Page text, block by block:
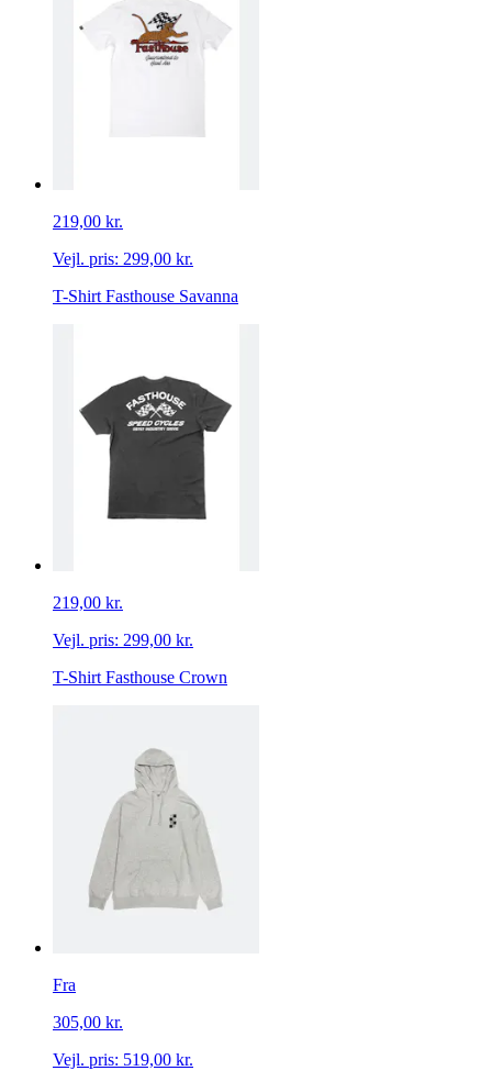
219,00 kr.
Vejl. pris: 299,00 kr.
T-Shirt Fasthouse Savanna
219,00 kr.
Vejl. pris: 299,00 kr.
T-Shirt Fasthouse Crown
Fra
305,00 kr.
Vejl. pris: 519,00 kr.